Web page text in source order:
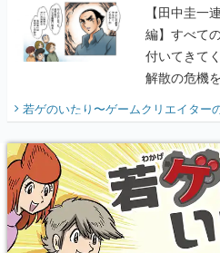
【田中圭一
編】すべて
付いてきて
解散の危機
開く。業界
『少年ジャ
り】
若ゲのいたり〜ゲームクリエイター